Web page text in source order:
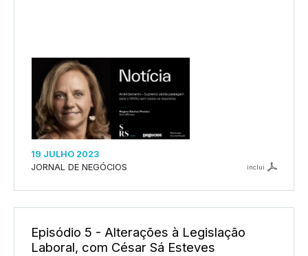
19 JULHO 2023
JORNAL DE NEGÓCIOS
inclui
Episódio 5 - Alterações à Legislação
Laboral, com César Sá Esteves